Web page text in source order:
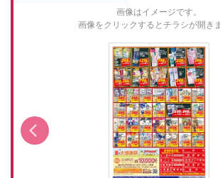
画像はイメージです。
画像をクリックするとチラシが開きま